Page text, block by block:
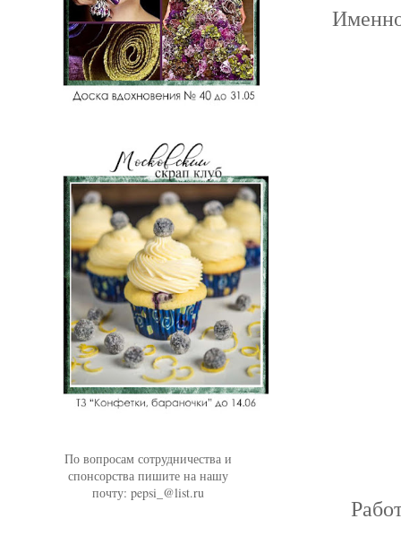
По вопросам сотрудничества и
спонсорства пишите на нашу
почту: pepsi_@list.ru